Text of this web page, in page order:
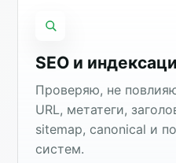
SEO и
Проверяю, не
URL, метатеги,
sitemap, canonical и
систем.